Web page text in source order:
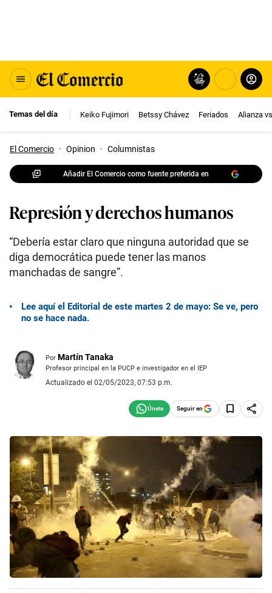
Temas del día Keiko Fujimori Betssy Chávez Feriados Alianza
El Comercio · Opinion · Columnistas
Añadir El Comercio como fuente preferida en
Represión y derechos humanos
“Debería estar claro que ninguna autoridad que se
diga democrática puede tener las manos
manchadas de sangre”.
Lee aquí el Editorial de este martes 2 de mayo: Se ve, pero
no se hace nada.
Por Martín Tanaka
Profesor principal en la PUCP e investigador en el IEP
Actualizado el 02/05/2023, 07:53 p.m.
Seguir en